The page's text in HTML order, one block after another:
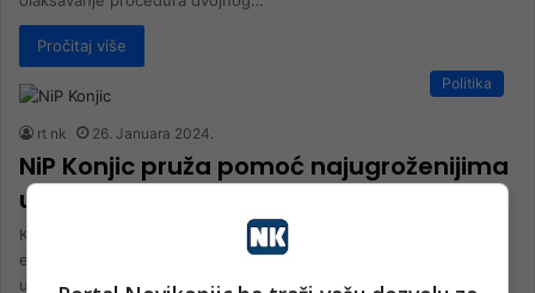
Pročitaj više
Politika
rt nk 26. Januara 2024.
NiP Konjic pruža pomoć najugroženijima
uz podršku Lige muslimanskog svijeta
Konjic, BiH – Članovi Narod i Pravda Konjic (NiP) organizovali su
efikasnu distribuciju paketa pomoći za najugroženije stanovništvo
u saradnji…